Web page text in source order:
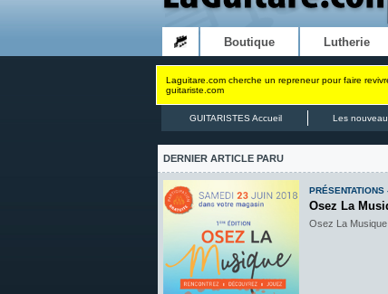
Boutique Lutherie
Laguitare.com cherche un repreneur pour faire
guitariste.com
GUITARISTES Accueil Les
DERNIER ARTICLE PARU
Osez La
Osez La Musique